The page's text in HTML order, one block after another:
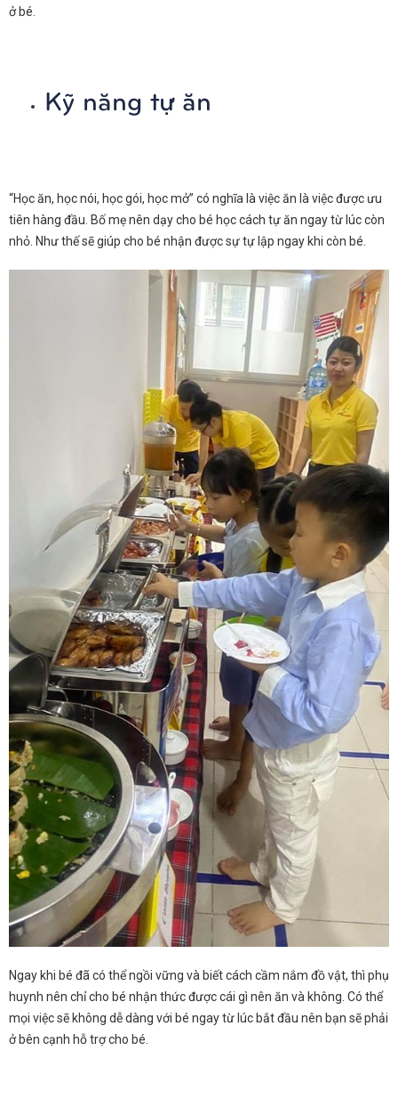
ở bé.
Kỹ năng tự ăn
“Học ăn, học nói, học gói, học mở” có nghĩa là việc ăn là việc được ưu
tiên hàng đầu. Bố mẹ nên dạy cho bé học cách tự ăn ngay từ lúc còn
nhỏ. Như thế sẽ giúp cho bé nhận được sự tự lập ngay khi còn bé.
Ngay khi bé đã có thể ngồi vững và biết cách cầm nắm đồ vật, thì phụ
huynh nên chỉ cho bé nhận thức được cái gì nên ăn và không. Có thể
mọi việc sẽ không dễ dàng với bé ngay từ lúc bắt đầu nên bạn sẽ phải
ở bên cạnh hỗ trợ cho bé.